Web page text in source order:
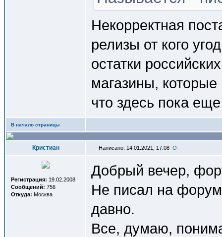
Некорректная
релизы от кого
остатки
магазины,
что здесь пока
В начало страницы
Кристиан Написано: 14.01.2021, 17:08
Регистрация: 19.02.2008
Сообщений: 756
Откуда: Москва
Добрый вечер,
Не писал на
давно.
Все, думаю,